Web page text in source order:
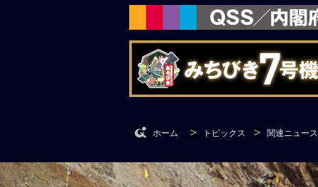
ホーム トピックス 関連ニュース